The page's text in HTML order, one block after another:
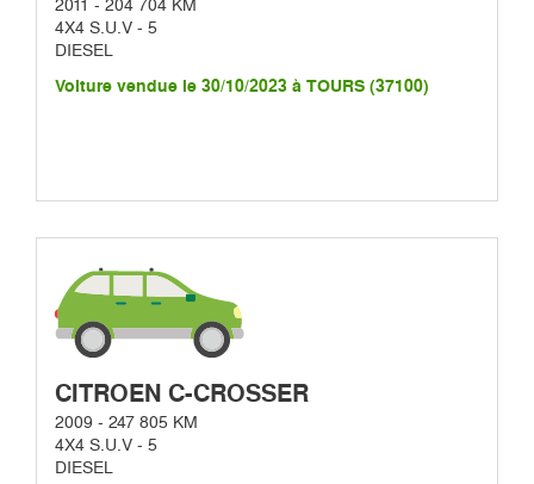
2011 - 204 704 KM
4X4 S.U.V - 5
DIESEL
Voiture vendue le 30/10/2023 à TOURS (37100)
CITROEN C-CROSSER
2009 - 247 805 KM
4X4 S.U.V - 5
DIESEL